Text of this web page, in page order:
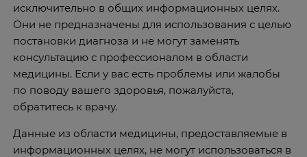
исключительно в общих информационных целях.
Они не предназначены для использования с целью
постановки диагноза и не могут заменять
консультацию с профессионалом в области
медицины. Если у вас есть проблемы или жалобы
по поводу вашего здоровья, пожалуйста,
обратитесь к врачу.
Данные из области медицины, предоставляемые в
информационных целях, не могут использоваться в